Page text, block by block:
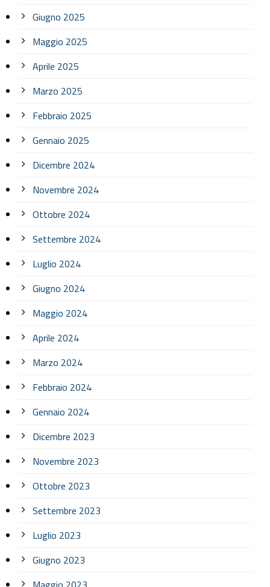
Giugno 2025
Maggio 2025
Aprile 2025
Marzo 2025
Febbraio 2025
Gennaio 2025
Dicembre 2024
Novembre 2024
Ottobre 2024
Settembre 2024
Luglio 2024
Giugno 2024
Maggio 2024
Aprile 2024
Marzo 2024
Febbraio 2024
Gennaio 2024
Dicembre 2023
Novembre 2023
Ottobre 2023
Settembre 2023
Luglio 2023
Giugno 2023